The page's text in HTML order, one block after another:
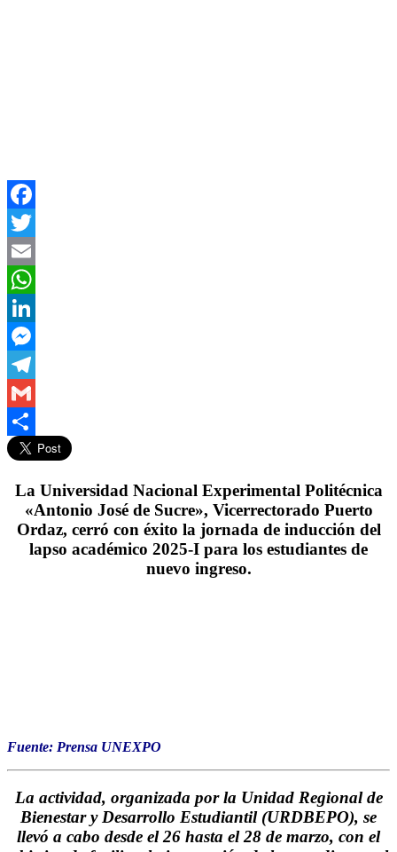
Facebook
Twitter
Email
WhatsApp
LinkedIn
Messenger
Telegram
Gmail
Compartir
La Universidad Nacional Experimental Politécnica
«Antonio José de Sucre», Vicerrectorado Puerto
Ordaz, cerró con éxito la jornada de inducción del
lapso académico 2025-I para los estudiantes de
nuevo ingreso.
Fuente: Prensa UNEXPO
La actividad, organizada por la Unidad Regional de
Bienestar y Desarrollo Estudiantil (URDBEPO), se
llevó a cabo desde el 26 hasta el 28 de marzo, con el